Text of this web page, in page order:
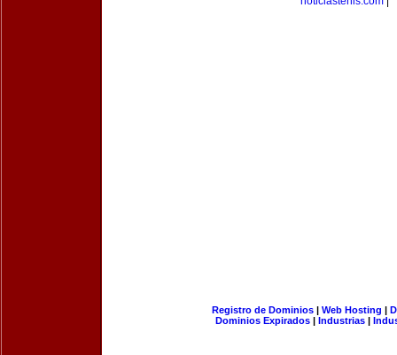
Registro de Dominios| Web Hosting |
Dominios Expirados | Industrias |